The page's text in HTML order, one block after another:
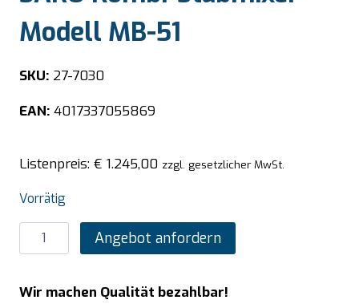
Modell MB-51
SKU: 27-7030
EAN: 4017337055869
Listenpreis: € 1.245,00 zzgl. gesetzlicher MwSt.
Vorrätig
SARO
Kombi-
Modell
Angebot anfordern
Wir machen Qualität bezahlbar!